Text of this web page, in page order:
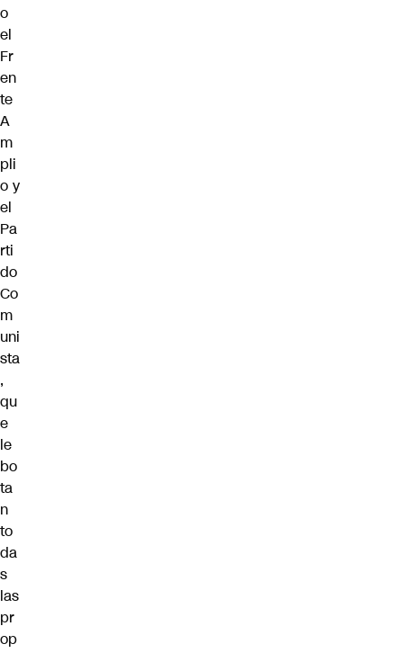
o
el
Fr
en
te
A
m
pli
o y
el
Pa
rti
do
Co
m
uni
sta
,
qu
e
le
bo
ta
n
to
da
s
las
pr
op